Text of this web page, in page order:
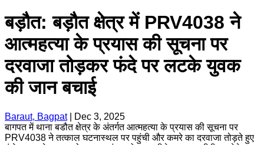
बड़ौत: बड़ौत क्षेत्र में PRV4038 ने
आत्महत्या के प्रयास की सूचना पर
दरवाजा तोड़कर फंदे पर लटके युवक
की जान बचाई
Baraut, Bagpat|
Dec 3, 2025
बागपत में थाना बडौत क्षेत्र के अंतर्गत आत्‍महत्‍या के प्रयास की सूचना पर
PRV4038 ने तत्‍काल घटनास्‍थल पर पहुंची और कमरे का दरवाजा तोड़ते हुए